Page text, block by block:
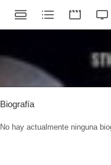
Biografía
No hay actualmente ninguna